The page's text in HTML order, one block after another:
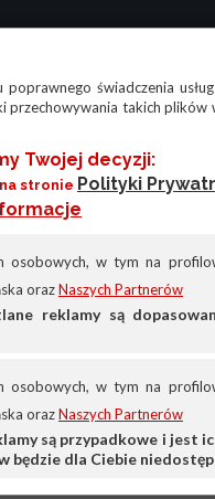
świadczenia
takich plików
Twojej decyzji:
stronie Polityki
osobowych, w tym na
orazNaszych Partnerów
reklamy są
osobowych, w tym na
orazNaszych Partnerów
są przypadkowe i jest
będzie dla Ciebie